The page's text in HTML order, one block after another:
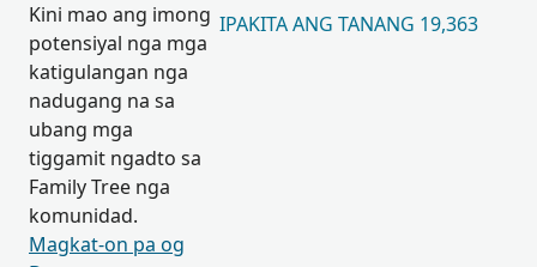
Kini mao ang imong
potensiyal nga mga
katigulangan nga
nadugang na sa
ubang mga
tiggamit ngadto sa
Family Tree nga
komunidad.
Magkat-on pa og
IPAKITA ANG TANANG 19,363